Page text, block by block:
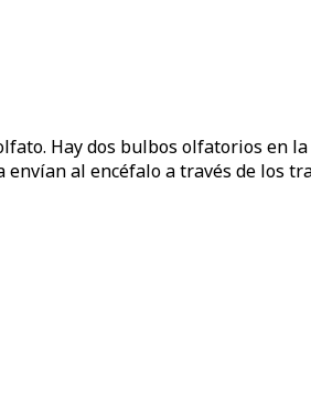
Hay dos bulbos olfatorios en
al encéfalo a través de los